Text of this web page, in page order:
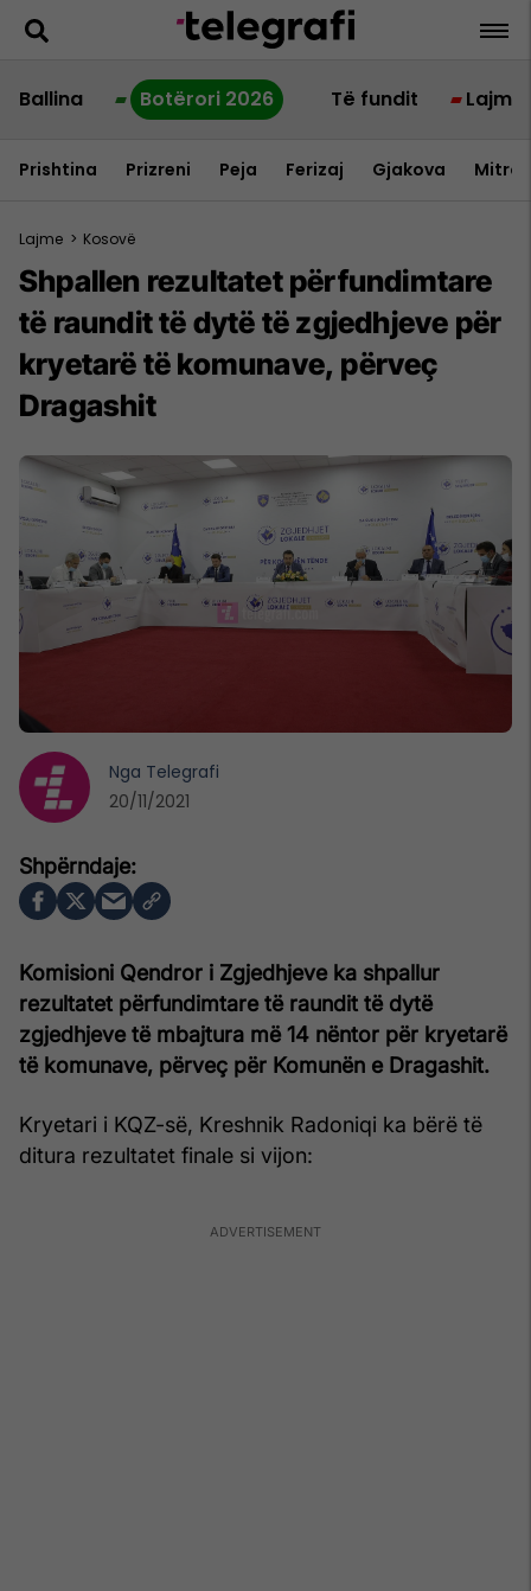
Ballina Botërori 2026 Të fundit Lajme
Prishtina Prizreni Peja Ferizaj Gjakova
Lajme > Kosovë
Shpallen rezultatet përfundimtare
të raundit të dytë të zgjedhjeve për
kryetarë të komunave, përveç
Dragashit
Komisioni Qendror i Zgjedhjeve ka shpallur
rezultatet përfundimtare të raundit të dytë
zgjedhjeve të mbajtura më 14 nëntor për kryetarë
të komunave, përveç për Komunën e Dragashit.
Kryetari i KQZ-së, Kreshnik Radoniqi ka bërë të
ditura rezultatet finale si vijon:
Nga Telegrafi
20/11/2021